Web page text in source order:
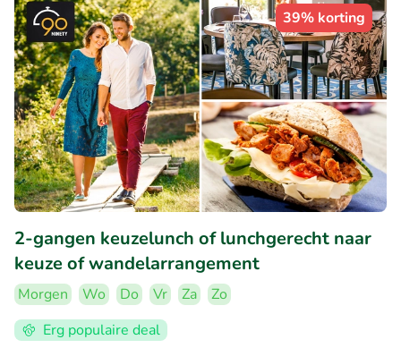
39% korting
2-gangen keuzelunch of lunchgerecht naar
keuze of wandelarrangement
Morgen Wo Do Vr Za
Zo
Erg populaire deal